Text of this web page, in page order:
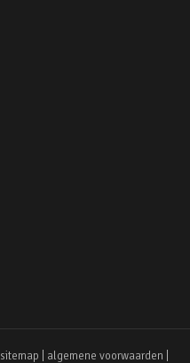
sitemap algemene voorwaarden